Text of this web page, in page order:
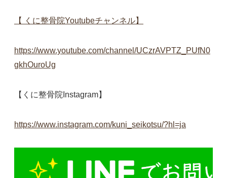
【 くに整骨院Youtubeチャンネル】
https://www.youtube.com/channel/UCzrAVPTZ_PUfN0
gkhOuroUg
【くに整骨院Instagram】
https://www.instagram.com/kuni_seikotsu/?hl=ja